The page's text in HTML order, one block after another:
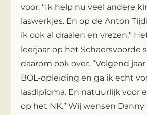
voor. “Ik help nu veel andere
laswerkjes. En op de Anton
ik ook al draaien en vrezen.”
leerjaar op het Schaersvoorde
daarom ook over. “Volgend
BOL-opleiding en ga ik echt
lasdiploma. En natuurlijk voor
op het NK.” Wij wensen Danny